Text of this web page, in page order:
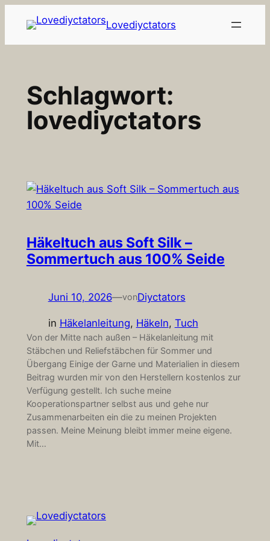
Inhalt
springen
Lovediyctators
Schlagwort:
lovediyctators
Häkeltuch aus Soft Silk –
Sommertuch aus 100% Seide
Juni 10, 2026—vonDiyctators
in Häkelanleitung, Häkeln, Tuch
Von der Mitte nach außen – Häkelanleitung mit
Stäbchen und Reliefstäbchen für Sommer und
Übergang Einige der Garne und Materialien in diesem
Beitrag wurden mir von den Herstellern kostenlos zur
Verfügung gestellt. Ich suche meine
Kooperationspartner selbst aus und gehe nur
Zusammenarbeiten ein die zu meinen Projekten
passen. Meine Meinung bleibt immer meine eigene.
Mit…